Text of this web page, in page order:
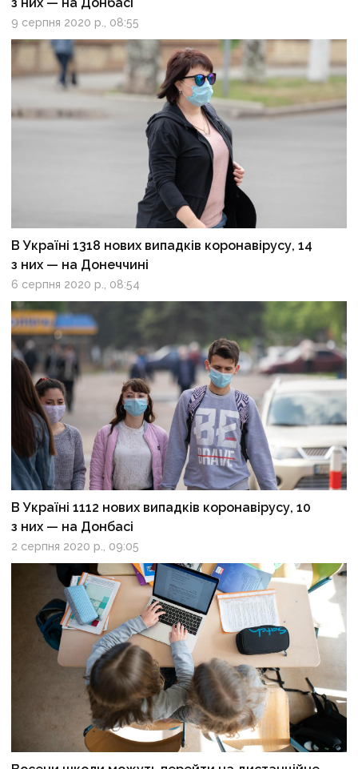
9 серпня 2020 р., 08:55
В Україні 1318 нових випадків коронавірусу, 14
з них — на Донеччині
6 серпня 2020 р., 08:54
В Україні 1112 нових випадків коронавірусу, 10
з них — на Донбасі
2 серпня 2020 р., 09:05